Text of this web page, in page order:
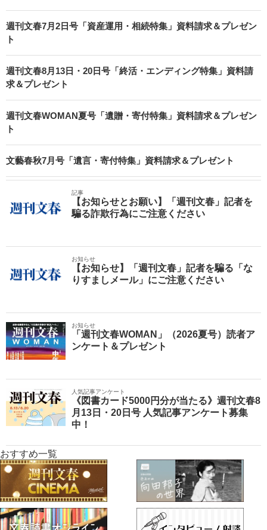
週刊文春7月2日号「資産運用・相続特集」資料請求＆プレゼン
ト
週刊文春8月13日・20日号「終活・エンディング特集」資料請
求＆プレゼント
週刊文春WOMAN夏号「遺贈・寄付特集」資料請求＆プレゼン
ト
文藝春秋7月号「遺言・寄付特集」資料請求＆プレゼント
記事
【お知らせとお願い】「週刊文春」記者を
騙る詐欺行為にご注意ください
お知らせ
【お知らせ】「週刊文春」記者を騙る「な
りすましメール」にご注意ください
お知らせ
「週刊文春WOMAN」（2026夏号）読者ア
ンケート＆プレゼント
人気記事アンケート
《図書カード5000円分が当たる》週刊文春8
月13日・20日号 人気記事アンケート募集
中！
おすすめ一覧